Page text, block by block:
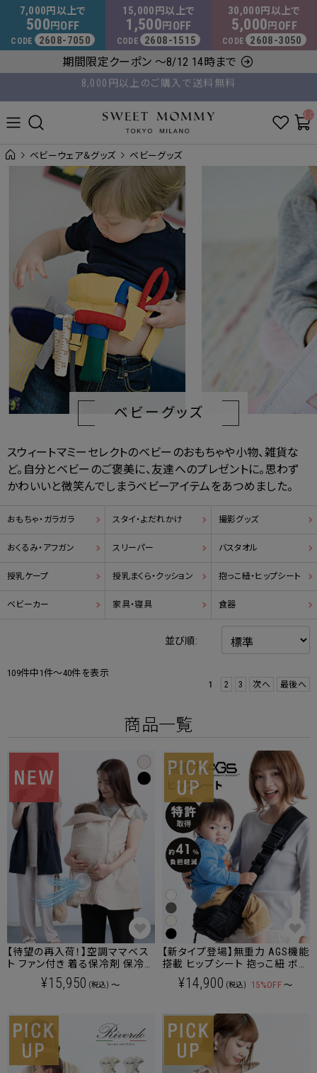
マタニティウェア・授乳服のスウィートマミー
7,000 円以上で
500 円 OFF
CODE 2608-7050
15,000 円以上で
1,500 円 OFF
CODE 2608-1515
30,000 円以上で
5,000 円 OFF
CODE 2608-3050
期間限定クーポン ～8/12 14時まで
8,000円以上のご購入で送料無料
平日14時 / 土日祝12時まで のご注文で当日出荷！
ベビーウェア＆グッズ ベビーグッズ
ベビーグッズ
スウィートマミーセレクトのベビーのおもちゃや小物、雑貨な
ど。自分とベビーのご褒美に、友達へのプレゼントに。思わず
かわいいと微笑んでしまうベビーアイテムをあつめました。
おもちゃ・ガラガラ スタイ・よだれかけ 撮影グッズ
おくるみ・アフガン スリーパー バスタオル
授乳ケープ 授乳まくら・クッション 抱っこ紐・ヒップシート
ベビーカー 家具・寝具 食器
並び順:
109件中1件～40件を表示
1 2 3 次へ 最後へ
商品一覧
【待望の再入荷！】空調ママベス
ト ファン付き 着る保冷剤 保冷剤
ベスト 暑さ対策 抱っこ紐ケープ
マタニティウェア 産後も使える
¥15,950 (税込) ～
【新タイプ登場】無重力 AGS機能
搭載 ヒップシート 抱っこ紐 ボデ
ィバッグ 3WAY ショルダーバッグ
【送料無料】
¥14,900 (税込) 15%OFF ～